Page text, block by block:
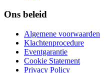
Ons beleid
Algemene voorwaarden
Klachtenprocedure
Eventgarantie
Cookie Statement
Privacy Policy